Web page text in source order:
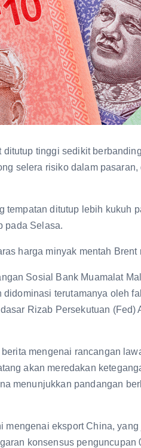
ditutup tinggi sedikit
selera risiko dalam
tempatan ditutup lebih kukuh
pada Selasa.
harga minyak mentah
Sosial Bank Muamalat
didominasi terutamanya oleh
Rizab Persekutuan
mengenai rancangan
akan meredakan
menunjukkan pandangan
mengenai eksport China,
konsensus penguncupan